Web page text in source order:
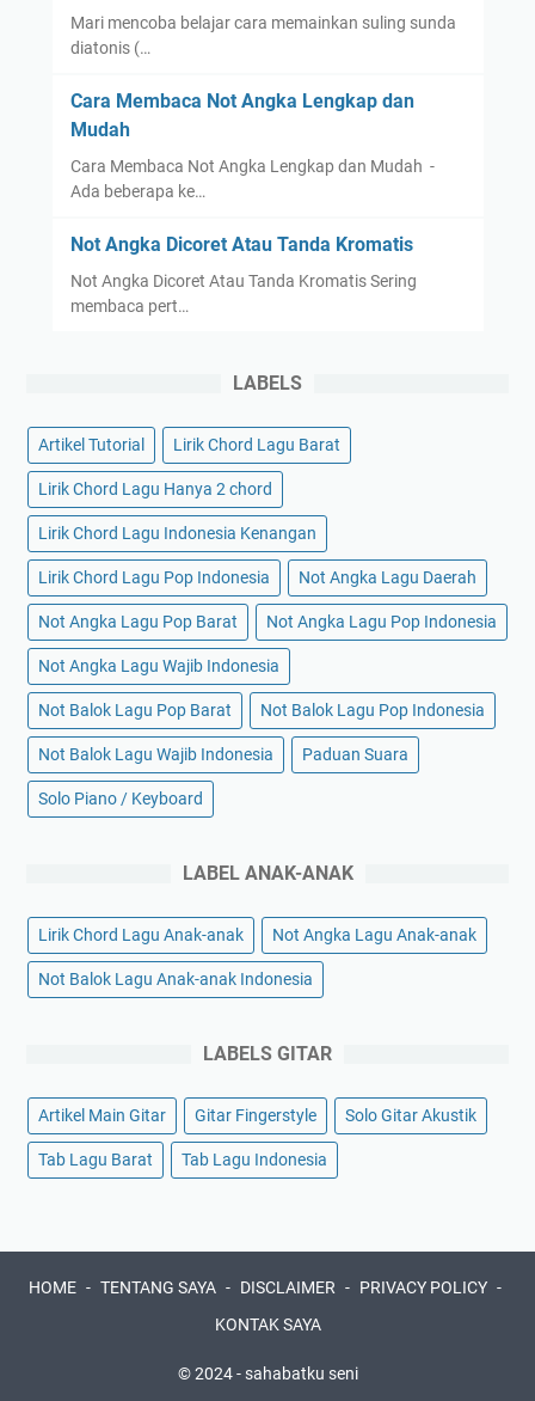
Mari mencoba belajar cara memainkan suling sunda
diatonis (…
Cara Membaca Not Angka Lengkap dan
Mudah
Cara Membaca Not Angka Lengkap dan Mudah -
Ada beberapa ke…
Not Angka Dicoret Atau Tanda Kromatis
Not Angka Dicoret Atau Tanda Kromatis Sering
membaca pert…
LABELS
Artikel Tutorial Lirik Chord Lagu Barat
Lirik Chord Lagu Hanya 2 chord
Lirik Chord Lagu Indonesia Kenangan
Lirik Chord Lagu Pop Indonesia Not Angka Lagu Daerah
Not Angka Lagu Pop Barat Not Angka Lagu Pop Indonesia
Not Angka Lagu Wajib Indonesia
Not Balok Lagu Pop Barat Not Balok Lagu Pop Indonesia
Not Balok Lagu Wajib Indonesia Paduan Suara
Solo Piano / Keyboard
LABEL ANAK-ANAK
Lirik Chord Lagu Anak-anak Not Angka Lagu Anak-anak
Not Balok Lagu Anak-anak Indonesia
LABELS GITAR
Artikel Main Gitar Gitar Fingerstyle Solo Gitar Akustik
Tab Lagu Barat Tab Lagu Indonesia
HOME TENTANG SAYA DISCLAIMER
PRIVACY POLICY
KONTAK SAYA
© 2024 - sahabatku seni